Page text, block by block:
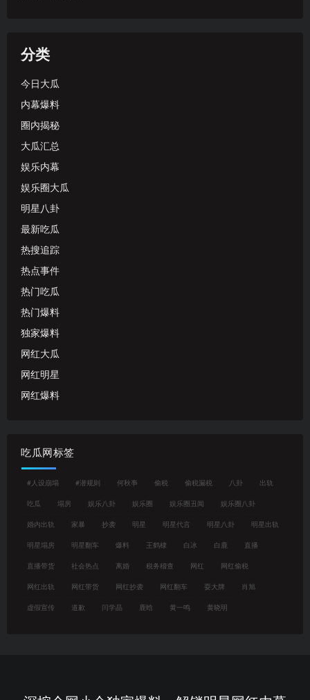
分类
今日大瓜
内幕爆料
圈内揭秘
大瓜汇总
娱乐内幕
娱乐圈大瓜
明星八卦
最新吃瓜
热搜追踪
热点事件
热门吃瓜
热门爆料
独家爆料
网红大瓜
网红明星
网红爆料
吃瓜网标签
#人设崩塌 #潜规则 何秋亊 偷税 偷税漏税 八卦 出轨
吃瓜 塌房 娱乐八卦 娱乐圈 娱乐圈丑闻 娱乐圈八卦
婚内出轨 家暴 抄袭 明星 明星代言 明星八卦 明星出轨
明星塌房 明星翻车 爆料 王鹤棣 白冰 白鹿 直播
直播带货 社会热点 离婚 税务稽查 网红 网红偷税
网红出轨 网红带货 网红抄袭 网红翻车 耍大牌 肖旭
虚假宣传 道歉 闫学晶 鹿晗 黄一鸣 黄晓明